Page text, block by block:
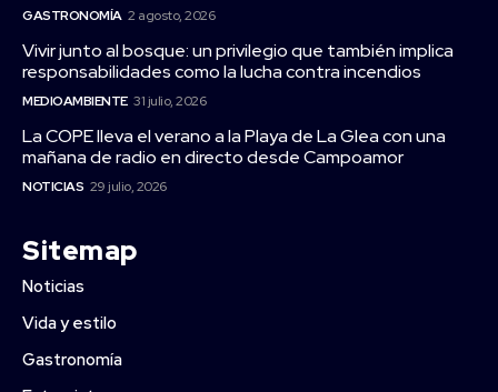
GASTRONOMÍA 2 agosto, 2026
Vivir junto al bosque: un privilegio que también implica
responsabilidades como la lucha contra incendios
MEDIOAMBIENTE 31 julio, 2026
La COPE lleva el verano a la Playa de La Glea con una
mañana de radio en directo desde Campoamor
NOTICIAS 29 julio, 2026
Sitemap
Noticias
Vida y estilo
Gastronomía